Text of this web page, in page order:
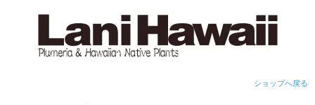
ショップへ戻る